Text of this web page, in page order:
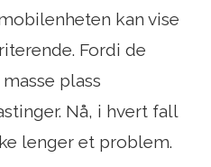
kan vise
Fordi de
plass
Nå, i hvert fall
lenger et problem.